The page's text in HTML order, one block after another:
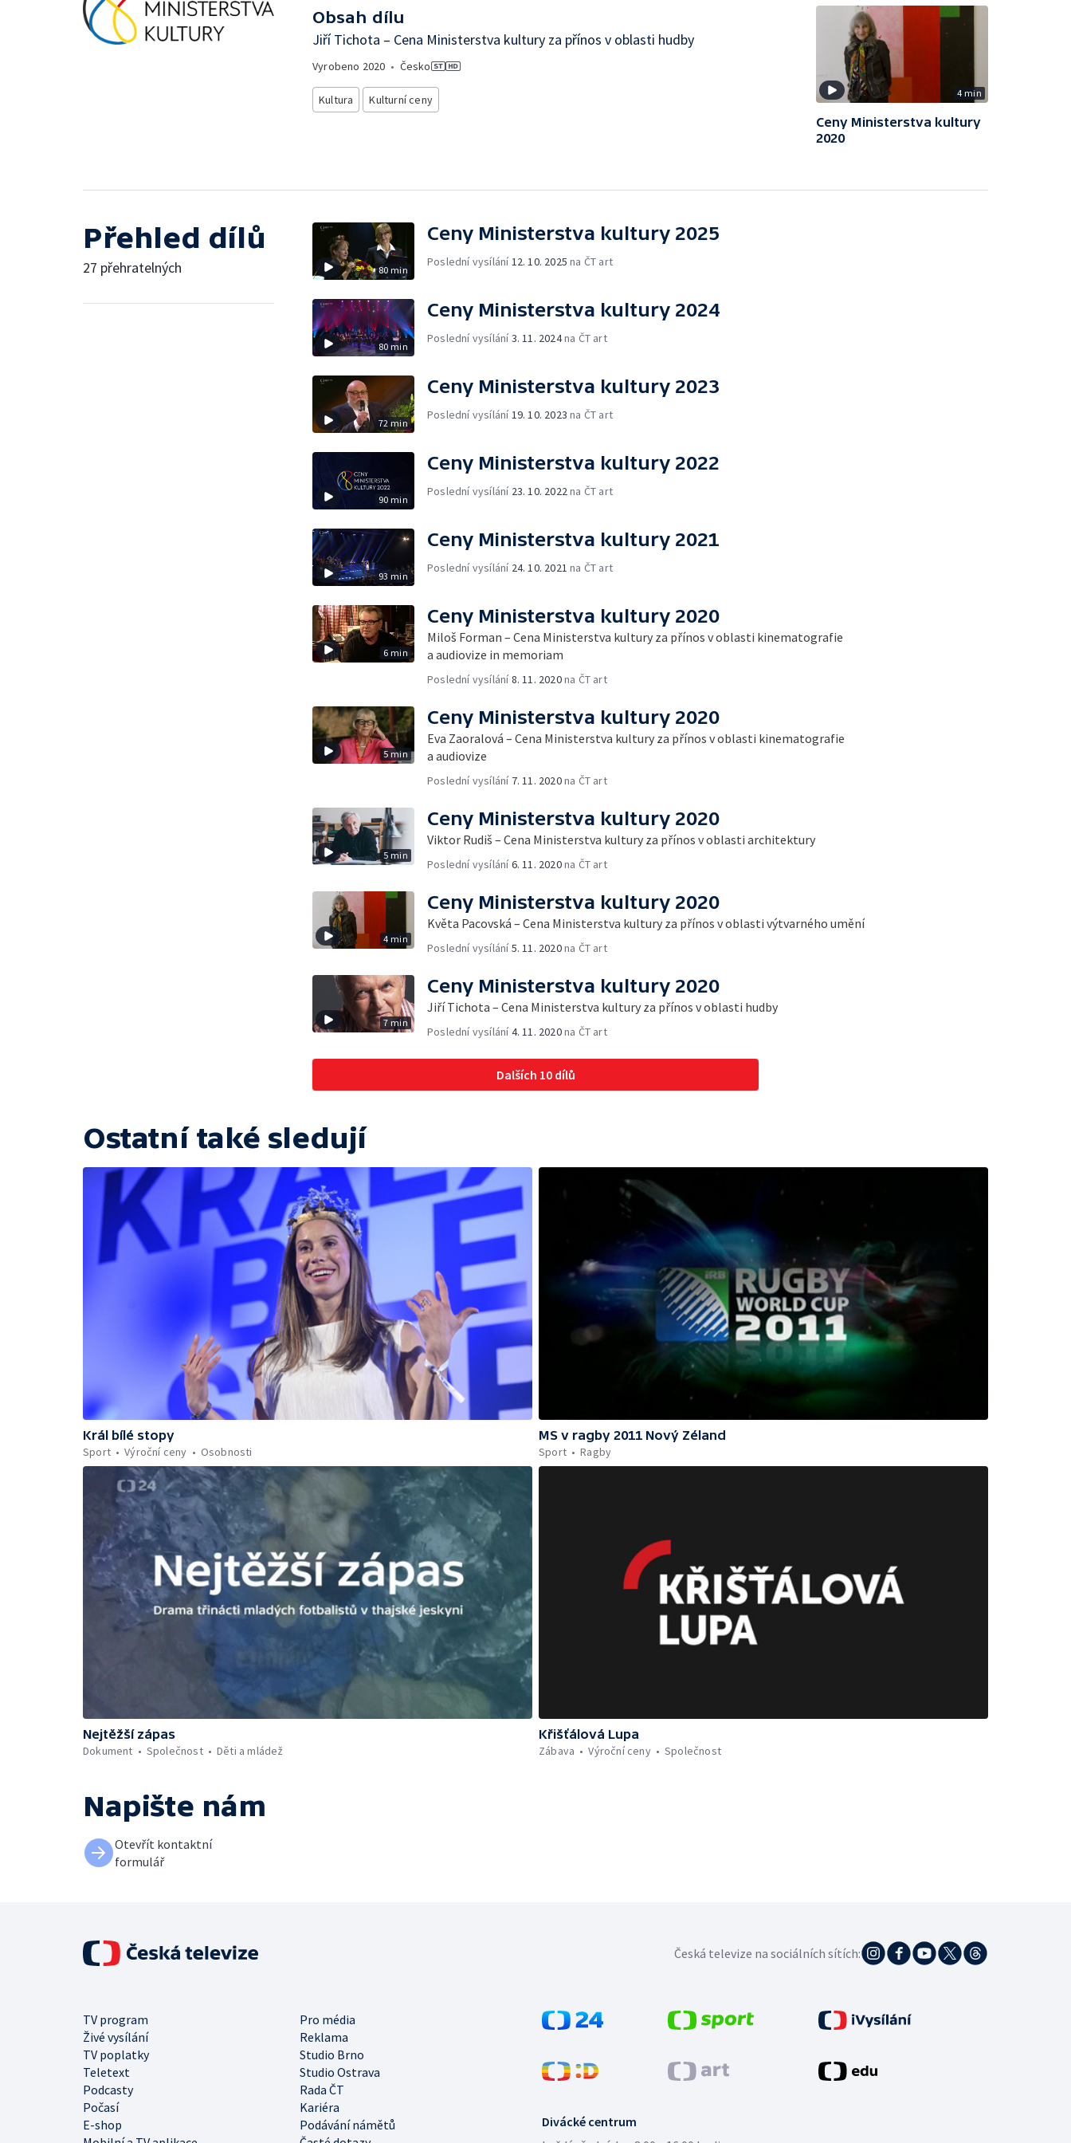
Obsah dílu
Jiří Tichota – Cena Ministerstva kultury za přínos v oblasti hudby
Vyrobeno 2020 • Česko
Kultura Kulturní ceny 4 min
Ceny Ministerstva kultury
2020
Přehled dílů
27 přehratelných 80 min
Ceny Ministerstva kultury 2025
Poslední vysílání 12. 10. 2025 na ČT art
80 min
Ceny Ministerstva kultury 2024
Poslední vysílání3. 11. 2024na ČT art
72 min
Ceny Ministerstva kultury 2023
Poslední vysílání 19. 10. 2023 na ČT art
90 min
Ceny Ministerstva kultury 2022
Poslední vysílání 23. 10. 2022 na ČT art
93 min
Ceny Ministerstva kultury 2021
Poslední vysílání 24. 10. 2021 na ČT art
6 min
Ceny Ministerstva kultury 2020
Miloš Forman – Cena Ministerstva kultury za přínos v oblasti kinematografie
a audiovize in memoriam
Poslední vysílání8. 11. 2020na ČT art
5 min
Ceny Ministerstva kultury 2020
Eva Zaoralová – Cena Ministerstva kultury za přínos v oblasti kinematografie
a audiovize
Poslední vysílání 7. 11. 2020na ČT art
5 min
Ceny Ministerstva kultury 2020
Viktor Rudiš – Cena Ministerstva kultury za přínos v oblasti architektury
Poslední vysílání6. 11. 2020na ČT art
4 min
Ceny Ministerstva kultury 2020
Květa Pacovská – Cena Ministerstva kultury za přínos v oblasti výtvarného umění
Poslední vysílání5. 11. 2020na ČT art
7 min
Ceny Ministerstva kultury 2020
Jiří Tichota – Cena Ministerstva kultury za přínos v oblasti hudby
Poslední vysílání4. 11. 2020na ČT art
Dalších 10 dílů
Ostatní také sledují
Král bílé stopy
Sport
Výroční ceny Osobnosti
MS v ragby 2011 Nový Zéland
Sport
Ragby
Nejtěžší zápas
Dokument
Společnost Děti a mládež
Křišťálová Lupa
Zábava
Výroční ceny Společnost
Napište nám
Otevřít kontaktní
formulář
Divácké centrum
TV program
Pro média
Živé vysílání
Reklama
TV poplatky
Studio Brno
Teletext
Studio Ostrava
Podcasty
Rada ČT
Počasí
Kariéra
E-shop
Podávání námětů
Česká televize na sociálních sítích: